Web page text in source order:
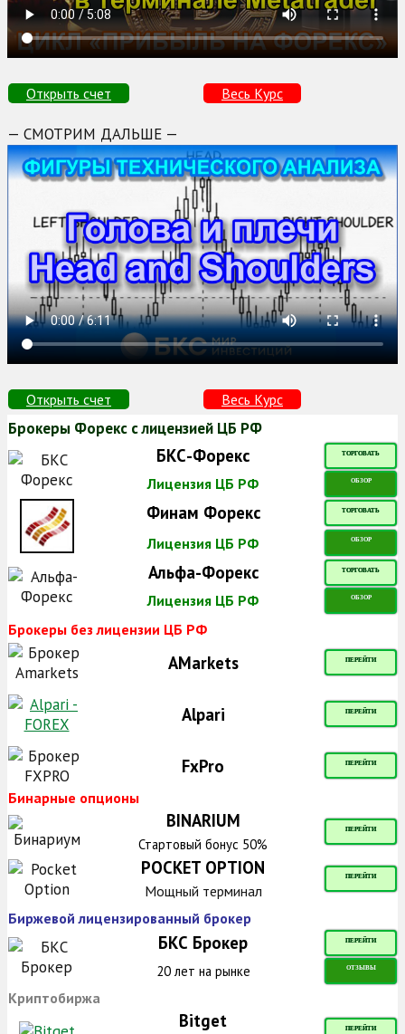
Открыть счет Весь Курс
— СМОТРИМ ДАЛЬШЕ —
Открыть счет Весь Курс
Брокеры Форекс с лицензией ЦБ РФ
БКС-Форекс ТОРГОВАТЬ
Лицензия ЦБ РФ ОБЗОР
Финам Форекс ТОРГОВАТЬ
Лицензия ЦБ РФ ОБЗОР
Альфа-Форекс ТОРГОВАТЬ
Лицензия ЦБ РФ ОБЗОР
Брокеры без лицензии ЦБ РФ
AMarkets ПЕРЕЙТИ
Alpari ПЕРЕЙТИ
FxPro ПЕРЕЙТИ
Бинарные опционы
BINARIUM ПЕРЕЙТИ
Стартовый бонус 50%
POCKET OPTION ПЕРЕЙТИ
Мощный терминал
Биржевой лицензированный брокер
БКС Брокер ПЕРЕЙТИ
20 лет на рынке ОТЗЫВЫ
Криптобиржа
Bitget ПЕРЕЙТИ